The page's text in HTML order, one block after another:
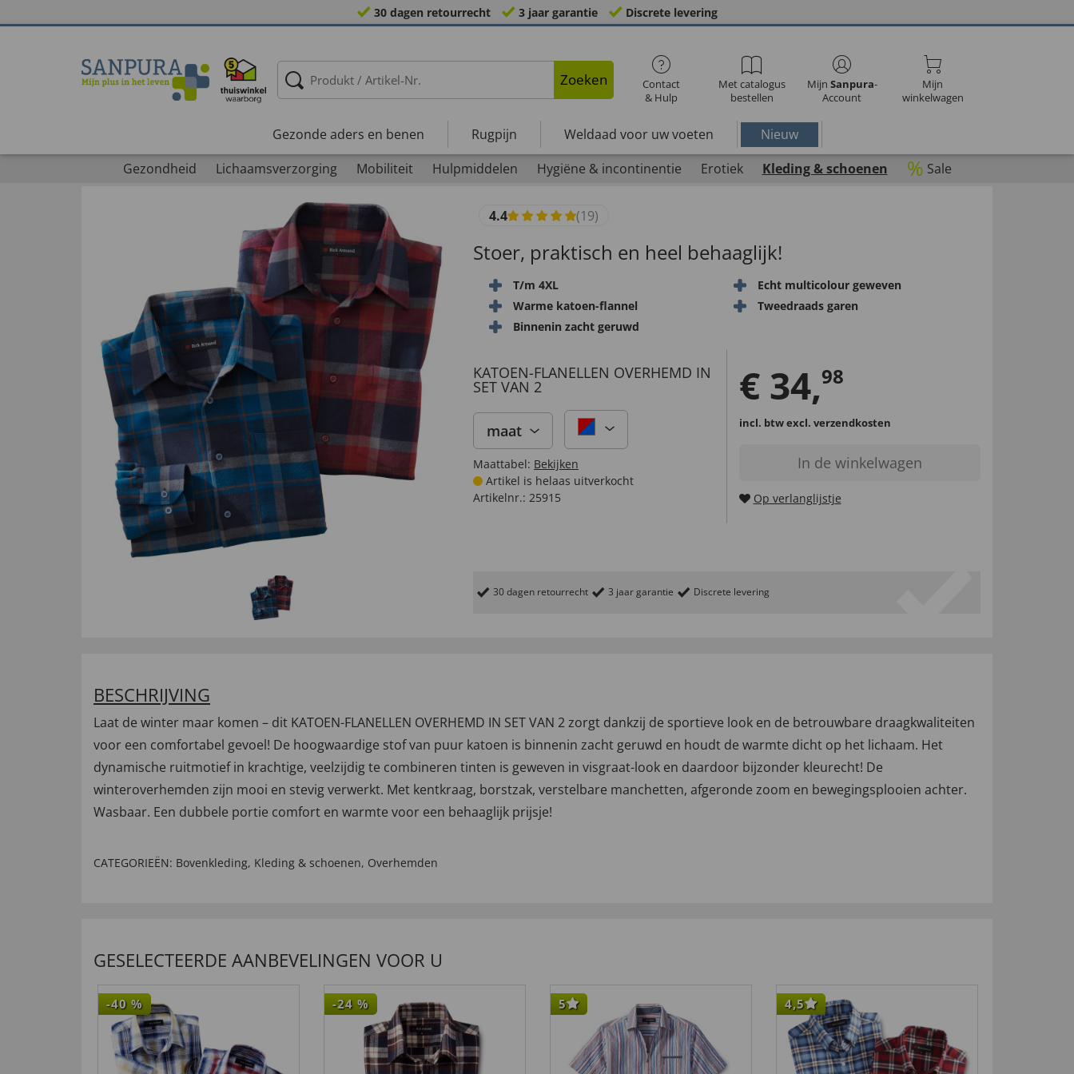
30 dagen retourrecht 3 jaar garantie Discrete levering
Zoeken
Contact
& Hulp
Met catalogus
bestellen
Mijn Sanpura-
Account
Mijn
winkelwagen
Gezonde aders en benen Rugpijn Weldaad voor uw voeten
Nieuw
Gezondheid
Lichaamsverzorging Mobiliteit Hulpmiddelen Hygiëne & incontinentie Erotiek Kleding & schoenen % Sale
4.4 (19)
Stoer, praktisch en heel behaaglijk!
T/m 4XL
Warme katoen-flannel
Binnenin zacht geruwd
Echt multicolour geweven
Tweedraads garen
KATOEN-FLANELLEN OVERHEMD IN
SET VAN 2
maat
Maattabel: Bekijken
Artikel is helaas uitverkocht
Artikelnr.: 25915
€ 34,98
incl. btwexcl. verzendkosten
In de winkelwagen
Op verlanglijstje
30 dagen retourrecht 3 jaar garantie Discrete levering
BESCHRIJVING
Laat de winter maar komen – dit KATOEN-FLANELLEN OVERHEMD IN SET VAN 2 zorgt dankzij de sportieve look en de betrouwbare draagkwaliteiten
voor een comfortabel gevoel! De hoogwaardige stof van puur katoen is binnenin zacht geruwd en houdt de warmte dicht op het lichaam. Het
dynamische ruitmotief in krachtige, veelzijdig te combineren tinten is geweven in visgraat-look en daardoor bijzonder kleurecht! De
winteroverhemden zijn mooi en stevig verwerkt. Met kentkraag, borstzak, verstelbare manchetten, afgeronde zoom en bewegingsplooien achter.
Wasbaar. Een dubbele portie comfort en warmte voor een behaaglijk prijsje!
CATEGORIEËN: Bovenkleding, Kleding & schoenen, Overhemden
GESELECTEERDE AANBEVELINGEN VOOR U
-40 % -24 % 5 4,5